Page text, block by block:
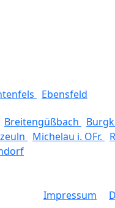
Ebensfeld
Breitengüßbach
Michelau i. OFr.
Impressum